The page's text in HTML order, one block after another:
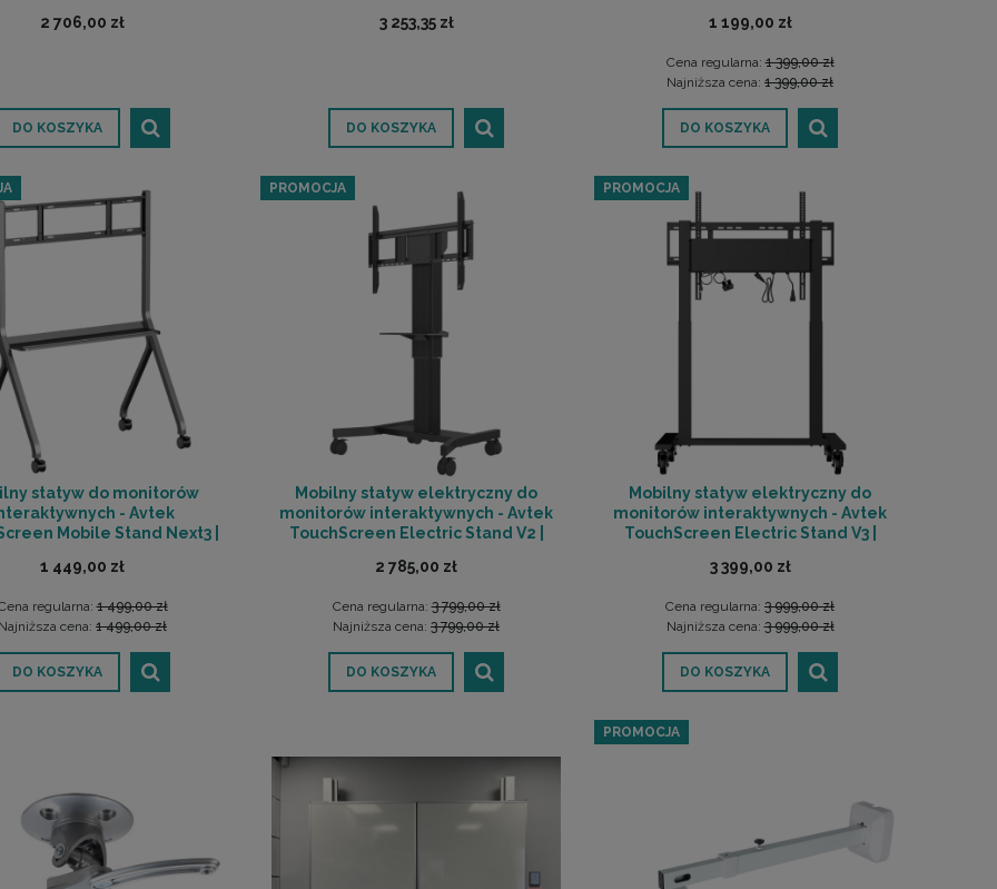
0% | SALA ODSŁUCHOWA
2 706,00 zł
DO KOSZYKA
RATY 0% | SALA ODSŁUCHOWA
3 253,35 zł
DO KOSZYKA
POZNAŃ
1 199,00 zł
Cena regularna:1 399,00 zł
Najniższa cena: 1 399,00 zł
DO KOSZYKA
statyw do monitorów
- Avtek
Mobile Stand Next3 |
POZNAŃ
1 449,00 zł
regularna:1 499,00 zł
Najniższa cena: 1 499,00 zł
DO KOSZYKA
Mobilny statyw elektryczny do
monitorów interaktywnych - Avtek
TouchScreen Electric Stand V2 |
POZNAŃ
2 785,00 zł
Cena regularna:3 799,00 zł
Najniższa cena: 3 799,00 zł
DO KOSZYKA
PROMOCJA
Mobilny statyw elektryczny do
monitorów interaktywnych - Avtek
TouchScreen Electric Stand V3 |
POZNAŃ
3 399,00 zł
Cena regularna: 3 999,00 zł
Najniższa cena:3 999,00 zł
DO KOSZYKA
PROMOCJA
PROMOCJA